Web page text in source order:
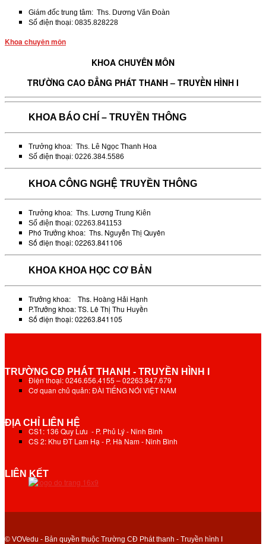
Giám đốc trung tâm: Ths. Dương Văn Đoàn
Số điện thoại: 0835.828228
Khoa chuyên môn
KHOA CHUYÊN MÔN
TRƯỜNG CAO ĐẲNG PHÁT THANH – TRUYỀN HÌNH I
KHOA BÁO CHÍ – TRUYỀN THÔNG
Trưởng khoa: Ths. Lê Ngọc Thanh Hoa
Số điện thoại: 0226.384.5586
KHOA CÔNG NGHỆ TRUYỀN THÔNG
Trưởng khoa: Ths. Lương Trung Kiên
Số điện thoại: 02263.841153
Phó Trưởng khoa: Ths. Nguyễn Thị Quyên
Số điện thoại: 02263.841106
KHOA KHOA HỌC CƠ BẢN
Trưởng khoa: Ths. Hoàng Hải Hạnh
P.Trưởng khoa: TS. Lê Thị Thu Huyền
Số điện thoại: 02263.841105
TRƯỜNG CĐ PHÁT THANH - TRUYỀN HÌNH I
Điện thoại: 0246.656.4155 – 02263.847.679
Cơ quan chủ quản: ĐÀI TIẾNG NÓI VIỆT NAM
ĐỊA CHỈ LIÊN HỆ
CS1: 136 Quy Lưu - P. Phủ Lý - Ninh Bình
CS 2: Khu ĐT Lam Hạ - P. Hà Nam - Ninh Bình
LIÊN KẾT
© VOVedu - Bản quyền thuộc Trường CĐ Phát thanh - Truyền hình I